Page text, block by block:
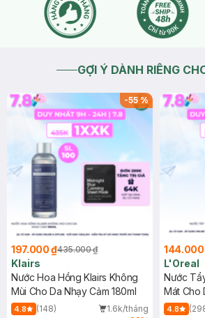
GỢI Ý DÀNH RIÊNG
-55%
197.000 ₫435.000 ₫
Klairs
Nước Hoa Hồng Klairs Không
Mùi Cho Da Nhạy Cảm 180ml
4.8 (148)
1.6k/tháng
144.000
L'Oreal
Nước
Mát Cho
400ml
4.8